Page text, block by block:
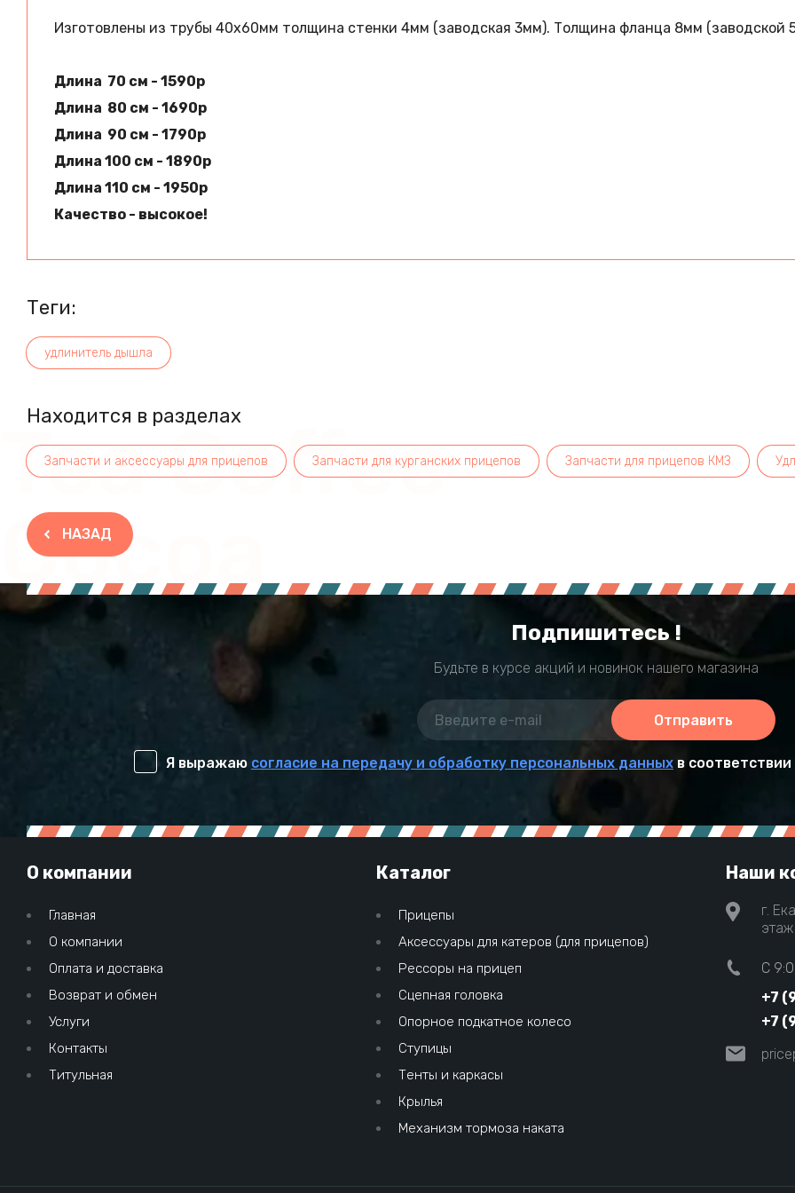
Изготовлены из трубы 40х60мм толщина стенки 4мм (заводская 3мм). Толщина фланца 8мм (заводской
Длина 70 см - 1590р
Длина 80 см - 1690р
Длина 90 см - 1790р
Длина 100 см - 1890р
Длина 110 см - 1950р
Качество - высокое!
теги:
удлинитель дышла
Находится в разделах
Запчасти и аксессуары для прицепов Запчасти для курганских прицепов Запчасти для прицепов КМЗ
НАЗАД
Tea Coffee
Cocoa
Подпишитесь !
Будьте в курсе акций и новинок нашего магазина
Я выражаю согласие на передачу и обработку персональных данных в
Отправить
О компании
Главная
О компании
Оплата и доставка
Возврат и обмен
Услуги
Контакты
Титульная
Каталог
Прицепы
Аксессуары для катеров (для прицепов)
Рессоры на прицеп
Сцепная головка
Опорное подкатное колесо
Ступицы
Тенты и каркасы
Крылья
Механизм тормоза наката
Наши
г.
C
+7
+7